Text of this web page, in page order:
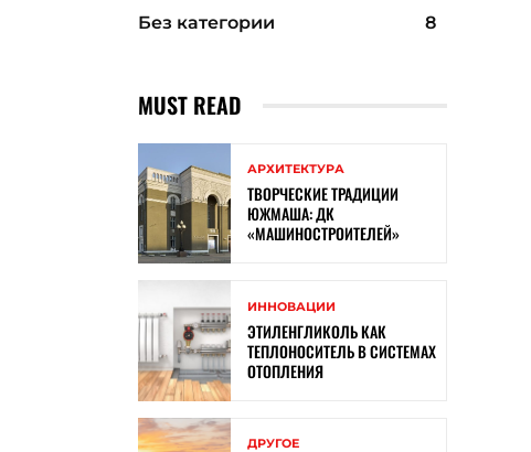
Без категории
8
MUST READ
АРХИТЕКТУРА
ТВОРЧЕСКИЕ ТРАДИЦИИ
ЮЖМАША: ДК
«МАШИНОСТРОИТЕЛЕЙ»
ИННОВАЦИИ
ЭТИЛЕНГЛИКОЛЬ КАК
ТЕПЛОНОСИТЕЛЬ В СИСТЕМАХ
ОТОПЛЕНИЯ
ДРУГОЕ